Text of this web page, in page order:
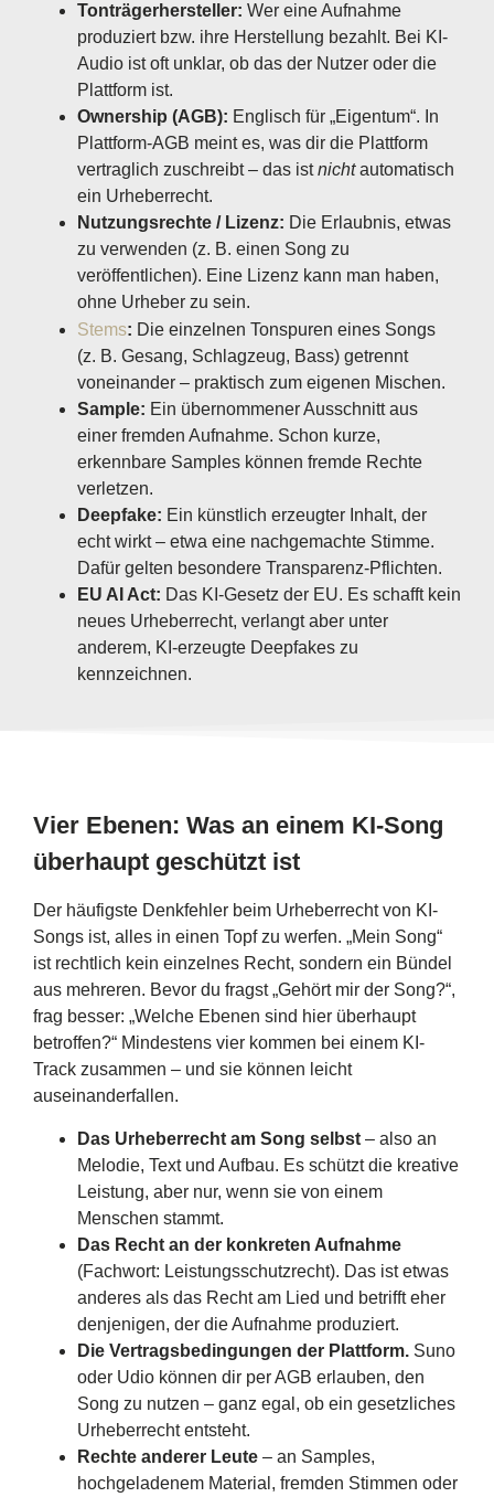
Tonträgerhersteller: Wer eine Aufnahme
produziert bzw. ihre Herstellung bezahlt. Bei KI-
Audio ist oft unklar, ob das der Nutzer oder die
Plattform ist.
Ownership (AGB): Englisch für „Eigentum“. In
Plattform-AGB meint es, was dir die Plattform
vertraglich zuschreibt – das istnichtautomatisch
ein Urheberrecht.
Nutzungsrechte / Lizenz: Die Erlaubnis, etwas
zu verwenden (z. B. einen Song zu
veröffentlichen). Eine Lizenz kann man haben,
ohne Urheber zu sein.
Stems: Die einzelnen Tonspuren eines Songs
(z. B. Gesang, Schlagzeug, Bass) getrennt
voneinander – praktisch zum eigenen Mischen.
Sample: Ein übernommener Ausschnitt aus
einer fremden Aufnahme. Schon kurze,
erkennbare Samples können fremde Rechte
verletzen.
Deepfake: Ein künstlich erzeugter Inhalt, der
echt wirkt – etwa eine nachgemachte Stimme.
Dafür gelten besondere Transparenz-Pflichten.
EU AI Act: Das KI-Gesetz der EU. Es schafft kein
neues Urheberrecht, verlangt aber unter
anderem, KI-erzeugte Deepfakes zu
kennzeichnen.
Vier Ebenen: Was an einem KI-Song
überhaupt geschützt ist
Der häufigste Denkfehler beim Urheberrecht von KI-
Songs ist, alles in einen Topf zu werfen. „Mein Song“
ist rechtlich kein einzelnes Recht, sondern ein Bündel
aus mehreren. Bevor du fragst „Gehört mir der Song?“,
frag besser: „Welche Ebenen sind hier überhaupt
betroffen?“ Mindestens vier kommen bei einem KI-
Track zusammen – und sie können leicht
auseinanderfallen.
Das Urheberrecht am Song selbst – also an
Melodie, Text und Aufbau. Es schützt die kreative
Leistung, aber nur, wenn sie von einem
Menschen stammt.
Das Recht an der konkreten Aufnahme
(Fachwort: Leistungsschutzrecht). Das ist etwas
anderes als das Recht am Lied und betrifft eher
denjenigen, der die Aufnahme produziert.
Die Vertragsbedingungen der Plattform. Suno
oder Udio können dir per AGB erlauben, den
Song zu nutzen – ganz egal, ob ein gesetzliches
Urheberrecht entsteht.
Rechte anderer Leute – an Samples,
hochgeladenem Material, fremden Stimmen oder